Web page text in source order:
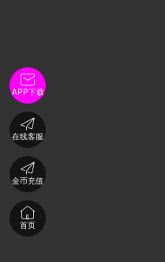

APP下载

在线客服

金币充值

首页